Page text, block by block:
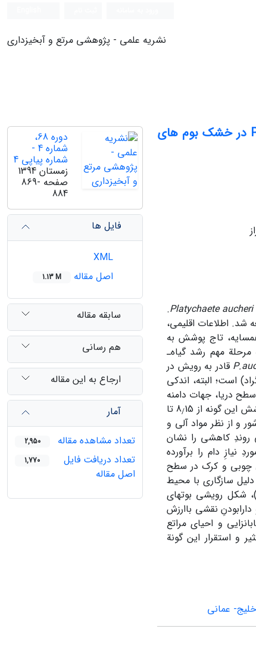
نشریه علمی - پژوهشی مرتع و آبخیزداری
مطالعۀ بوم شناسی فردی گیاه ریش پهن .Platychaete aucheri Boiss در خشک بوم های
Platychaete aucheri
Boiss.
شد. اطلاعات اقلیمی،
تاج پوشش به
مهم رشد گیاه‌ـ
قادر به رویش در
است؛ البته، اندکی
دارد. این گیاه محدودة ارتفاعی از 543 تا 1120 متر از سطح دریا، جهات دامنه
/ 15 تا
و از نظر مواد آلی و
روندِ کاهشی را نشان
نیازِ دام را برآورده
چوبی و کرک در سطح
سازگاری با محیط
شکل رویشی بوته‏ای
نقشی باارزش
و احیای مراتع
و استقرار این گونة
عمانی
دوره 68،
شماره 4 -
شماره پیاپی 4
زمستان 1394
صفحه 869-
884
فایل ها
اصل مقاله
1.13 M
سابقه مقاله
هم رسانی
ارجاع به این مقاله
آمار
تعداد مشاهده مقاله
2,950
تعداد دریافت فایل
اصل مقاله
1,770